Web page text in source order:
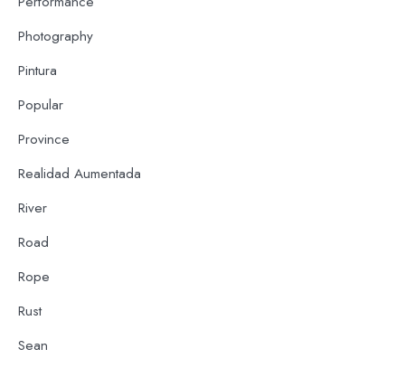
Photography
Pintura
Popular
Province
Realidad Aumentada
River
Road
Rope
Rust
Sean